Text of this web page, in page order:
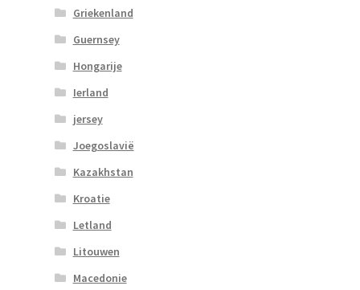
Griekenland
Guernsey
Hongarije
Ierland
jersey
Joegoslavië
Kazakhstan
Kroatie
Letland
Litouwen
Macedonie